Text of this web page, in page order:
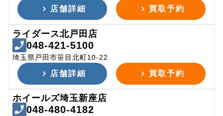
店舗詳細 買取予約
ライダース北戸田店
048-421-5100
埼玉県戸田市笹目北町10-22
店舗詳細 買取予約
ホイールズ埼玉新座店
048-480-4182